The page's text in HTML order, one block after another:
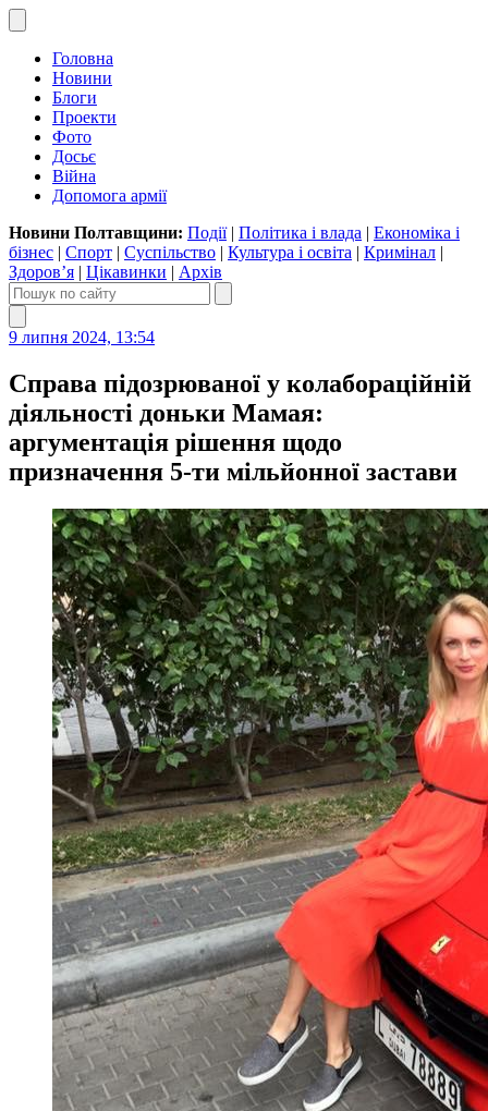
Головна
Новини
Блоги
Проекти
Фото
Досьє
Війна
Допомога армії
Новини Полтавщини: Події| Політика і влада | Економіка і
бізнес | Спорт | Суспільство | Культура і освіта | Кримінал |
Здоров’я | Цікавинки | Архів
9 липня 2024, 13:54
Справа підозрюваної у колабораційній
діяльності доньки Мамая:
аргументація рішення щодо
призначення 5-ти мільйонної застави